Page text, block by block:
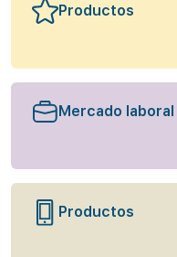
Productos
Mercado laboral
Productos